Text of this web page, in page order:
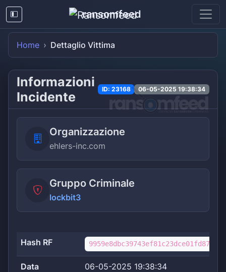
ransomfeed
Home Dettaglio Vittima
Informazioni
Incidente
ID: 23168 06-05-2025 19:38:34
Organizzazione
ehlers-inc.com
Gruppo Criminale
lockbit3
Hash RF
Data
06-05-2025 19:38:34